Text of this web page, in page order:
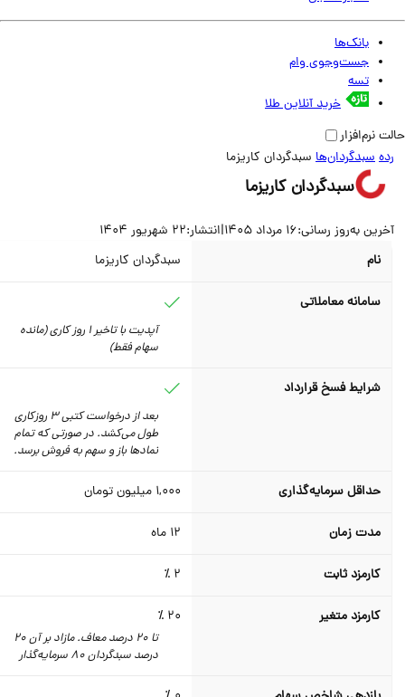
بانک‌ها
جست‌وجوی وام
تسه
خرید آنلاین طلا
سبدگردان‌هاسبدگردان کاریزما
سبدگردان کاریزما
به‌روز رسانی:16 مرداد 1405 |انتشار:22 شهریور 1404
سبدگردان کاریزما
سامانه معاملاتی
آپدیت با تاخیر 1 روز کاری (مانده
سهام فقط)
شرایط فسخ قرارداد
بعد از درخواست کتبی 3 روزکاری
طول می‌کشد. در صورتی که تمام
نمادها باز و سهم به فروش برسد.
حداقل سرمایه‌گذاری 1,000میلیون تومان
مدت زمان ماه
کارمزد ثابت
کارمزد متغیر
تا 20 درصد معاف. مازاد بر آن 20
درصد سبدگردان 80 سرمایه‌گذار